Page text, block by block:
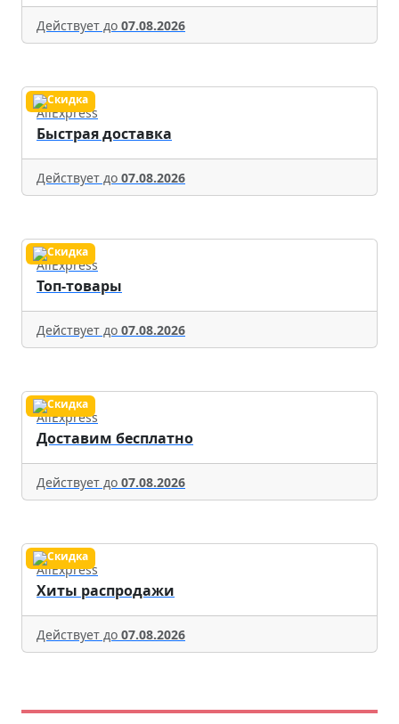
Действует до 07.08.2026
AliExpress
Быстрая доставка
Действует до 07.08.2026
AliExpress
Топ-товары
Действует до 07.08.2026
AliExpress
Доставим бесплатно
Действует до 07.08.2026
AliExpress
Хиты распродажи
Действует до 07.08.2026